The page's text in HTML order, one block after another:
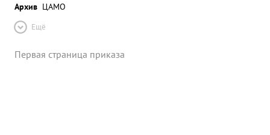
Архив ЦАМО
Ещё
Первая страница приказа